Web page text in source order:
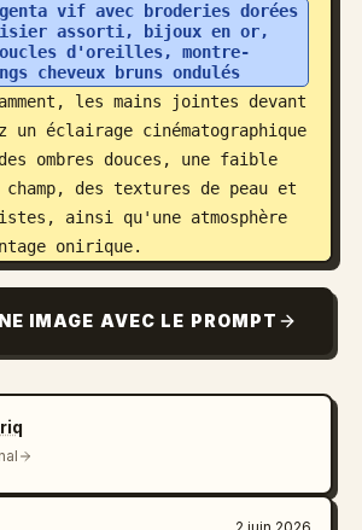
vif avec broderies dorées
assorti, bijoux en or,
d'oreilles, montre-
cheveux bruns ondulés
les mains jointes devant
éclairage cinématographique
ombres douces, une faible
champ, des textures de peau et
ainsi qu'une atmosphère
onirique.
antique ouvert avec 2 pages
jaune-brun vieilli visibles, une
et usée au centre, des bords
et déformés, des taches, des
de vieux papier et une
détaillée. Le journal repose
IMAGE AVEC LE PROMPT